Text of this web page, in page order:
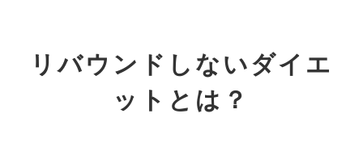
リバウンドしないダイエ
ットとは？